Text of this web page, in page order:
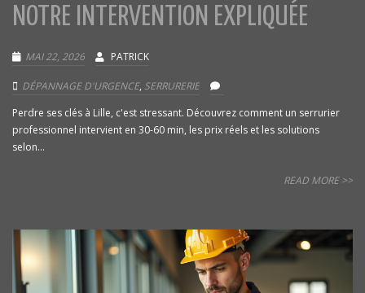
NOTRE INTERVENTION EXPLIQUÉE
MAI 22, 2026 PATRICK
DÉPANNAGE D'URGENCE, SERRURERIE
Perdre ses clés à Lille, c'est stressant. Découvrez comment un serrurier
professionnel intervient en 30-60 min, les prix réels et les solutions
selon...
READ MORE >>